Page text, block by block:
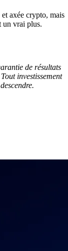
axée crypto, mais
un vrai plus.
de résultats
investissement